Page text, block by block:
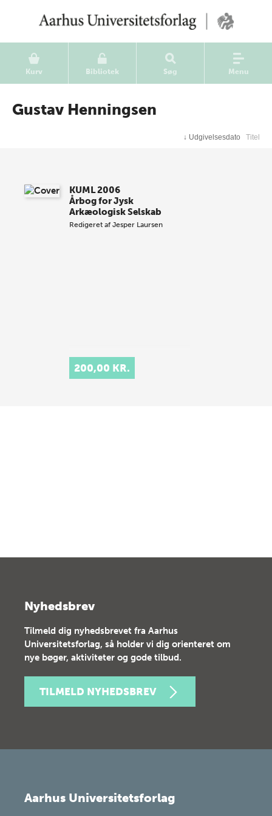
Kurv Bibliotek Søg Menu
Gustav Henningsen
↓ Udgivelsesdato Titel
KUML 2006
Årbog for Jysk
Arkæologisk Selskab
Redigeret af Jesper Laursen
200,00 KR.
Nyhedsbrev
Tilmeld dig nyhedsbrevet fra Aarhus
Universitetsforlag, så holder vi dig orienteret om
nye bøger, aktiviteter og gode tilbud.
TILMELD NYHEDSBREV
Aarhus Universitetsforlag